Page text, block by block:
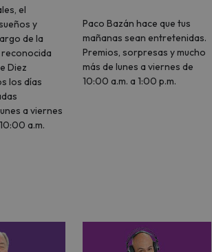
el
y
de la
Diez
los días
a viernes
a.m.
Paco Bazán hace que tus
mañanas sean entretenidas.
Premios, sorpresas y mucho
más de lunes a viernes de
10:00 a.m. a 1:00 p.m.